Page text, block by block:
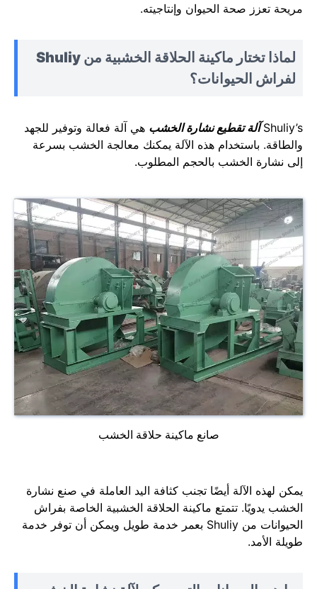
مريحة تعزز صحة الحيوان وإنتاجيته.
لماذا تختار ماكينة الحلاقة الخشبية من Shuliy
لفراش الحيوانات؟
Shuliy’s آلة تقطيع نشارة الخشب هي آلة فعالة وتوفير للجهد
والطاقة. باستخدام هذه الآلة يمكنك معالجة الخشب بسرعة
إلى نشارة الخشب بالحجم المطلوب.
صانع ماكينة حلاقة الخشب
يمكن لهذه الآلة أيضًا تجنب كثافة اليد العاملة في صنع نشارة
الخشب يدويًا. تتمتع ماكينة الحلاقة الخشبية الخاصة بفراش
الحيوانات من Shuliy بعمر خدمة طويل ويمكن أن توفر خدمة
طويلة الأمد.